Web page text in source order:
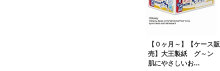
【０ヶ月～】【ケース販
売】大王製紙 グ～ン
肌にやさしいお...